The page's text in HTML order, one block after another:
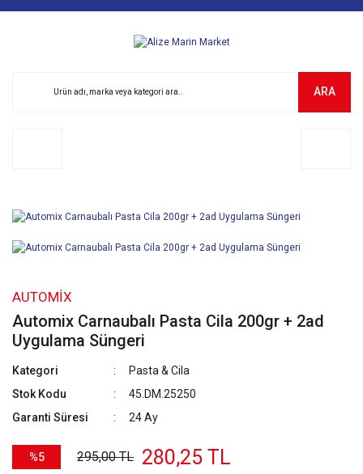
ARA
AUTOMIX
Automix Carnaubalı Pasta Cila 200gr + 2ad
Uygulama Süngeri
Kategori
Pasta & Cila
Stok Kodu
45.DM.25250
Garanti Süresi
24 Ay
%5 295,00 TL 280,25 TL